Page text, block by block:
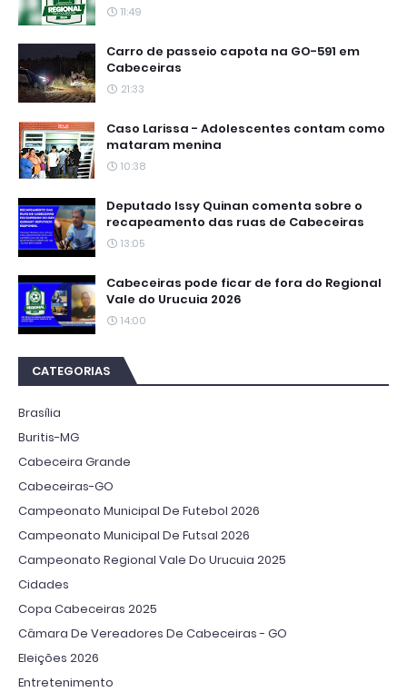
11:49
Carro de passeio capota na GO-591 em
Cabeceiras
21:33
Caso Larissa - Adolescentes contam como
mataram menina
10:38
Deputado Issy Quinan comenta sobre o
recapeamento das ruas de Cabeceiras
13:05
Cabeceiras pode ficar de fora do Regional
Vale do Urucuia 2026
14:00
CATEGORIAS
Brasília
Buritis-MG
Cabeceira Grande
Cabeceiras-GO
Campeonato Municipal De Futebol 2026
Campeonato Municipal De Futsal 2026
Campeonato Regional Vale Do Urucuia 2025
Cidades
Copa Cabeceiras 2025
Câmara De Vereadores De Cabeceiras - GO
Eleições 2026
Entretenimento